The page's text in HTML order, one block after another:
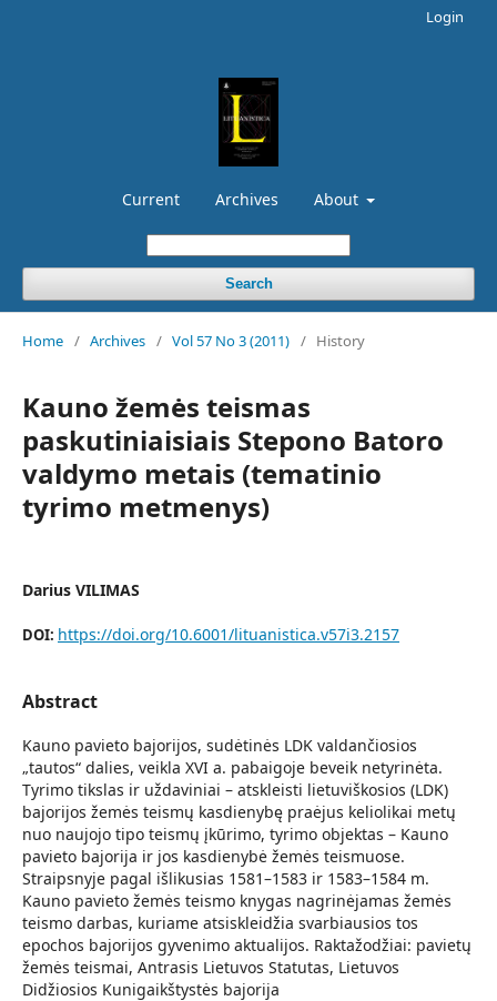
Current Archives About
Search
Login
Home / Archives / Vol 57 No 3 (2011) / History
Kauno žemės teismas
paskutiniaisiais Stepono Batoro
valdymo metais (tematinio
tyrimo metmenys)
Darius VILIMAS
DOI: https://doi.org/10.6001/lituanistica.v57i3.2157
Abstract
Kauno pavieto bajorijos, sudėtinės LDK valdančiosios
„tautos“ dalies, veikla XVI a. pabaigoje beveik netyrinėta.
Tyrimo tikslas ir uždaviniai – atskleisti lietuviškosios (LDK)
bajorijos žemės teismų kasdienybę praėjus keliolikai metų
nuo naujojo tipo teismų įkūrimo, tyrimo objektas – Kauno
pavieto bajorija ir jos kasdienybė žemės teismuose.
Straipsnyje pagal išlikusias 1581–1583 ir 1583–1584 m.
Kauno pavieto žemės teismo knygas nagrinėjamas žemės
teismo darbas, kuriame atsiskleidžia svarbiausios tos
epochos bajorijos gyvenimo aktualijos. Raktažodžiai: pavietų
žemės teismai, Antrasis Lietuvos Statutas, Lietuvos
Didžiosios Kunigaikštystės bajorija